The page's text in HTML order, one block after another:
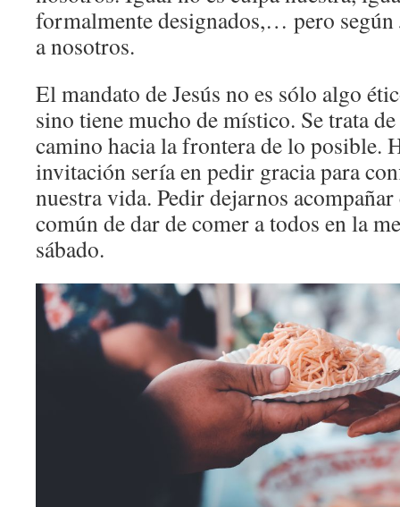
formalmente designados,… pero según
a nosotros.
El mandato de Jesús no es sólo algo
sino tiene mucho de místico. Se trata
camino hacia la frontera de lo posible.
invitación sería en pedir gracia para
nuestra vida. Pedir dejarnos
común de dar de comer a todos en la
sábado.